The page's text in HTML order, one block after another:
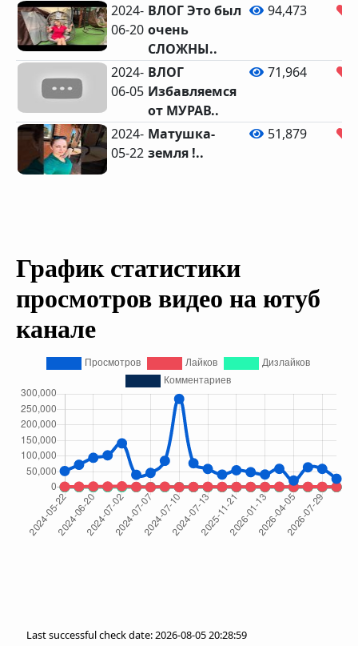
2024-
06-20
ВЛОГ Это был
очень
СЛОЖНЫ..
94,473
2024-
06-05
ВЛОГ
Избавляемся
от МУРАВ..
71,964
2024-
05-22
Матушка-
земля !..
51,879
График статистики
просмотров видео на ютуб
канале
Last successful check date: 2026-08-05 20:28:59